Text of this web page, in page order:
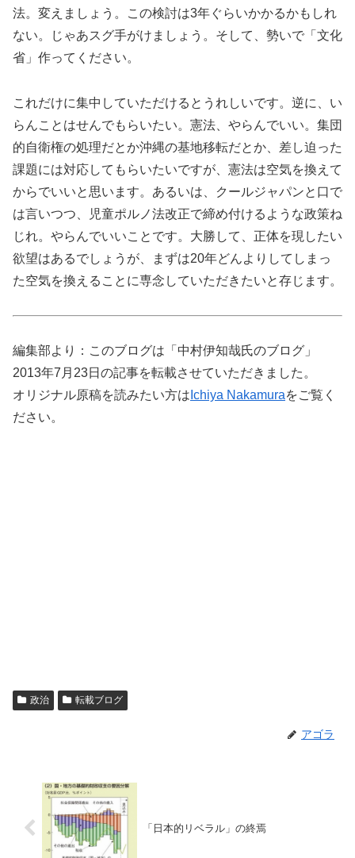
法。変えましょう。この検討は3年ぐらいかかるかもしれ
ない。じゃあスグ手がけましょう。そして、勢いで「文化
省」作ってください。
これだけに集中していただけるとうれしいです。逆に、い
らんことはせんでもらいたい。憲法、やらんでいい。集団
的自衛権の処理だとか沖縄の基地移転だとか、差し迫った
課題には対応してもらいたいですが、憲法は空気を換えて
からでいいと思います。あるいは、クールジャパンと口で
は言いつつ、児童ポルノ法改正で締め付けるような政策ね
じれ。やらんでいいことです。大勝して、正体を現したい
欲望はあるでしょうが、まずは20年どんよりしてしまっ
た空気を換えることに専念していただきたいと存じます。
編集部より：このブログは「中村伊知哉氏のブログ」
2013年7月23日の記事を転載させていただきました。
オリジナル原稿を読みたい方は Ichiya Nakamuraをご覧く
ださい。
政治 転載ブログ
アゴラ
「日本的リベラル」の終焉